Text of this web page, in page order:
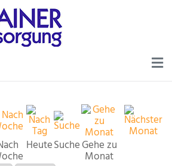
HeuteSucheGehe zu
Monat